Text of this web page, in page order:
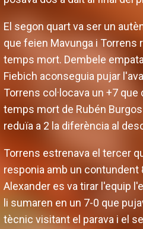
El segon quart va ser un
que feien Mavunga i Torrens
temps mort. Dembele
Fiebich aconseguia pujar
Torrens col·locava un +7
temps mort de Rubén
reduïa a 2 la diferència al
Torrens estrenava el tercer
responia amb un contundent
Alexander es va tirar l'equip
li sumaren en un 7-0 que
tècnic visitant el parava i el